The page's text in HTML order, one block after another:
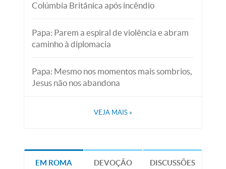
Colúmbia Britânica após incêndio
Papa: Parem a espiral de violência e abram
caminho à diplomacia
Papa: Mesmo nos momentos mais sombrios,
Jesus não nos abandona
VEJA MAIS »
EM ROMA DEVOÇÃO DISCUSSÕES